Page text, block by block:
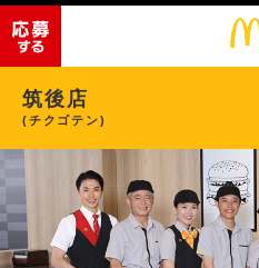
筑後店
(チクゴテン)